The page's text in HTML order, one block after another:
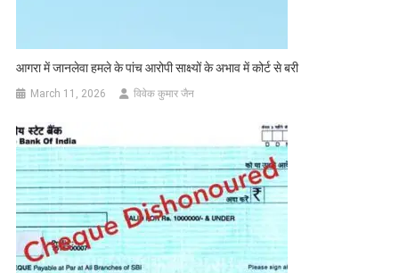
आगरा में जानलेवा हमले के पांच आरोपी साक्ष्यों के अभाव में कोर्ट से बरी
March 11, 2026 विवेक कुमार जैन